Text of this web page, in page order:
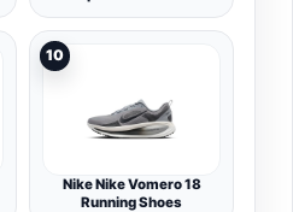
10
Nike Nike Vomero 18
Running Shoes